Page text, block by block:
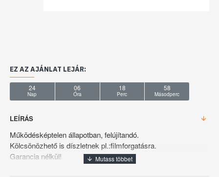
LEÍRÁS
Működésképtelen állapotban, felújítandó.
Kölcsönözhető is díszletnek pl.:filmforgatásra.
Garancia nélkül!
EZ AZ AJÁNLAT LEJÁR:
24
Nap
06
Óra
18
Perc
58
Másodperc